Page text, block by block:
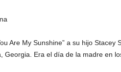
Are My Sunshine” a su hijo Stacey
Georgia. Era el día de la madre en